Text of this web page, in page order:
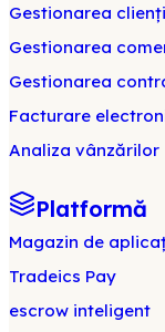
Gestionarea
Gestionarea
Gestionarea
Facturare
Analiza vânzărilor
Platformă
Magazin de
Tradeics Pay
escrow inteligent